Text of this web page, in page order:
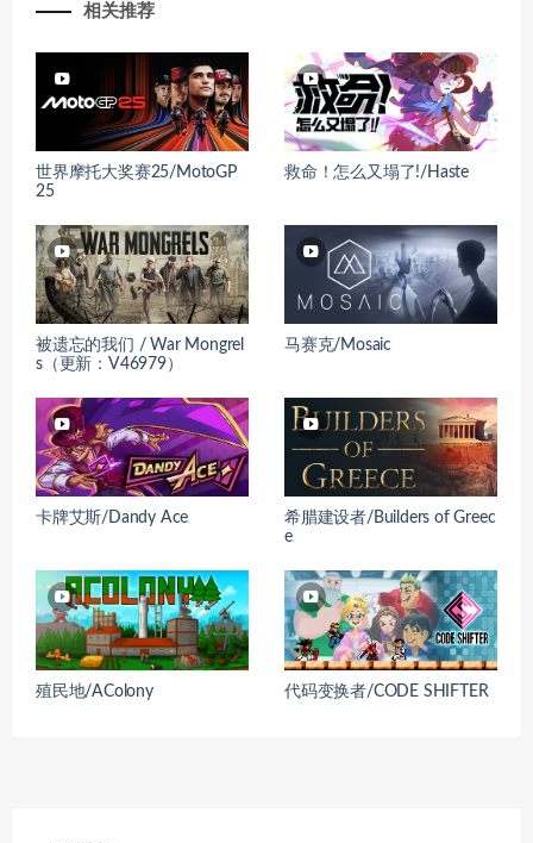
相关推荐
世界摩托大奖赛25/MotoGP
25
救命！怎么又塌了!/Haste
被遗忘的我们 / War Mongrel
s（更新：V46979）
马赛克/Mosaic
卡牌艾斯/Dandy Ace
希腊建设者/Builders of Greec
e
殖民地/AColony 代码变换者/CODE SHIFTER